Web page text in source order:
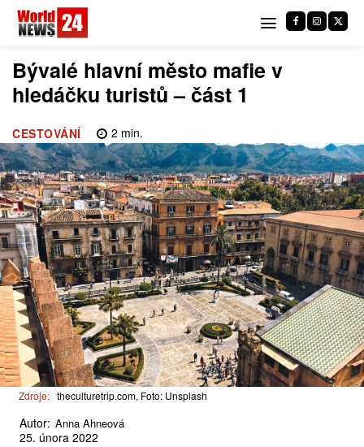
Bývalé hlavní město mafie v
hledáčku turistů – část 1
CESTOVÁNÍ 2 min.
Zdroje: theculturetrip.com, Foto: Unsplash
Autor: Anna Ahneová
25. února 2022